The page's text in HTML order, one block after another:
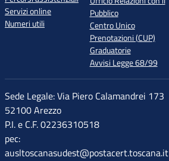
Servizi online
Numeri utili
Pubblico
Centro Unico
Prenotazioni (CUP)
Graduatorie
Avvisi Legge 68/99
Sede Legale: Via Piero Calamandrei 173
52100 Arezzo
P.I. e C.F. 02236310518
pec:
ausltoscanasudest@postacert.toscana.it